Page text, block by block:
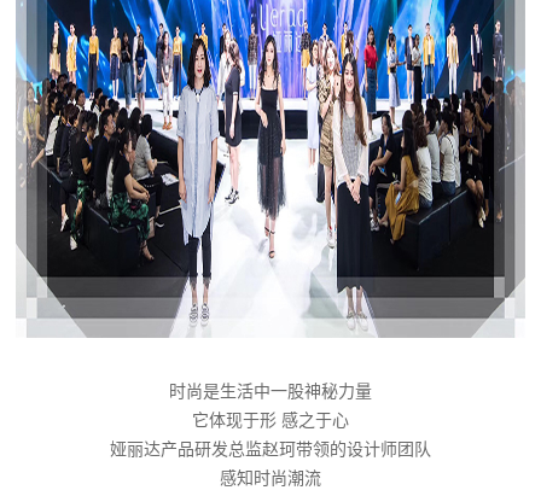
时尚是生活中一股神秘力量
它体现于形 感之于心
娅丽达产品研发总监赵珂带领的设计师团队
感知时尚潮流